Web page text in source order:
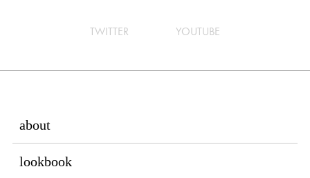
TWITTER YOUTUBE
about
lookbook